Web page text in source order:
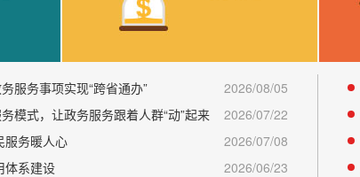
服务事项实现“跨省通办” 2026/08/05
模式，让政务服务跟着人群“动”起来
2026/07/22
服务暖人心
2026/07/08
体系建设
2026/06/23